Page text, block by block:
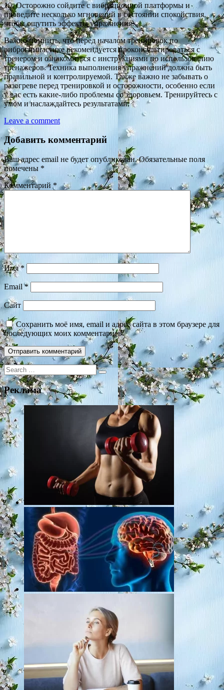
10. Осторожно сойдите с вибрационной платформы и
проведите несколько мгновений в состоянии спокойствия,
чтобы ощутить эффекты упражнения.
Важно помнить, что перед началом тренировок по
виброгимнастике рекомендуется проконсультироваться с
тренером и ознакомиться с инструкциями по использованию
тренажеров. Техника выполнения упражнений должна быть
правильной и контролируемой. Также важно не забывать о
разогреве перед тренировкой и осторожности, особенно если
у вас есть какие-либо проблемы со здоровьем. Тренируйтесь с
умом и наслаждайтесь результатами.
Leave a comment
Добавить комментарий
Ваш адрес email не будет опубликован. Обязательные поля
помечены *
Комментарий *
Имя*
Email*
Сайт
Сохранить моё имя, email и адрес сайта в этом браузере для
последующих моих комментариев.
Search
for:
Реклама